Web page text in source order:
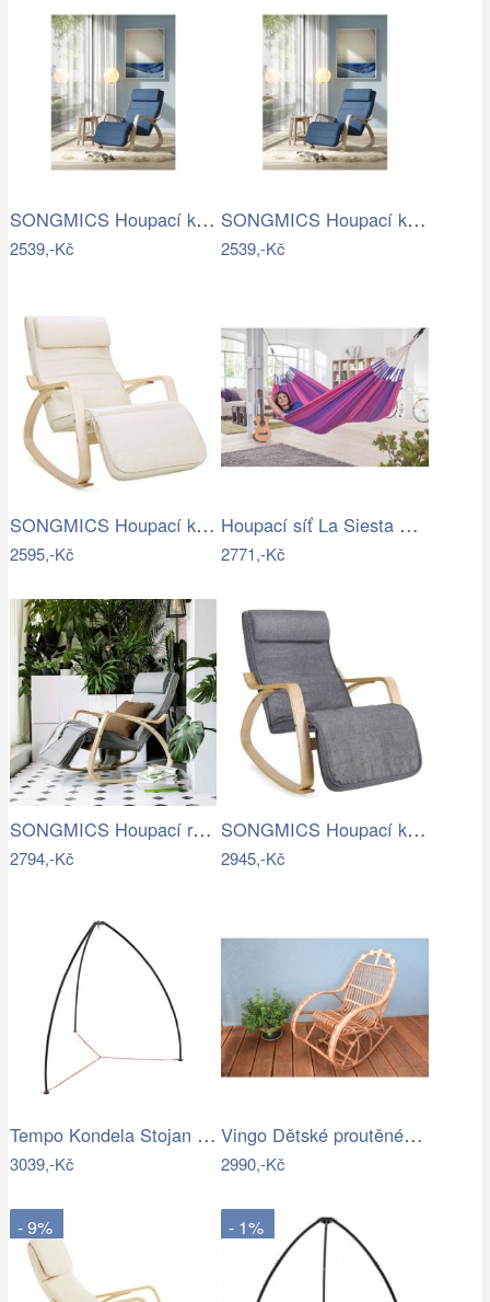
SONGMICS Houpací křeslo polstrované…
2539,-Kč
SONGMICS Houpací křeslo polstrované…
2539,-Kč
SONGMICS Houpací křeslo Ben béžové
2595,-Kč
Houpací síť La Siesta ORQUIDEA - IN
2771,-Kč
SONGMICS Houpací relaxační křeslo…
2794,-Kč
SONGMICS Houpací křeslo Ben světle šedé
2945,-Kč
Tempo Kondela Stojan pro závěsné křeslo…
3039,-Kč
Vingo Dětské proutěné houpací křeslo
2990,-Kč
- 9% - 1%